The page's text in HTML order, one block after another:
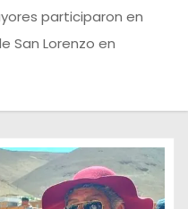
participaron en
San Lorenzo en